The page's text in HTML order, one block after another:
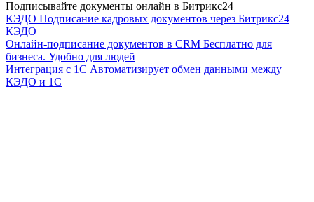
Подписывайте документы онлайн в Битрикс24
КЭДО Подписание кадровых документов через Битрикс24
КЭДО
Онлайн-подписание документов в CRM Бесплатно для
бизнеса. Удобно для людей
Интеграция с 1С Автоматизирует обмен данными между
КЭДО и 1С